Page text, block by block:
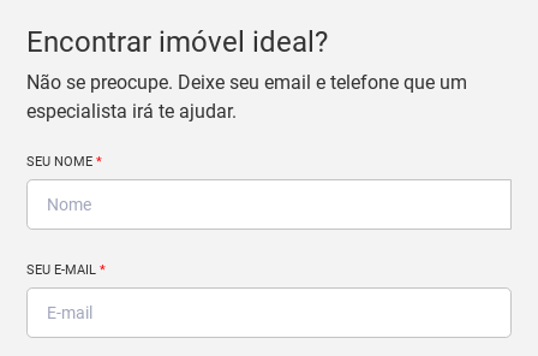
Encontrar imóvel ideal?
Não se preocupe. Deixe seu email e telefone que um
especialista irá te ajudar.
SEU NOME*
SEU E-MAIL*